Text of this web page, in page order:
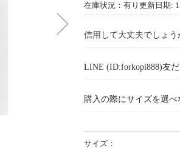
在庫状況：有り 更新日期:
信用して大丈夫でしょう
LINE (ID:forkopi888)友
購入の際にサイズを選べ
サイズ：